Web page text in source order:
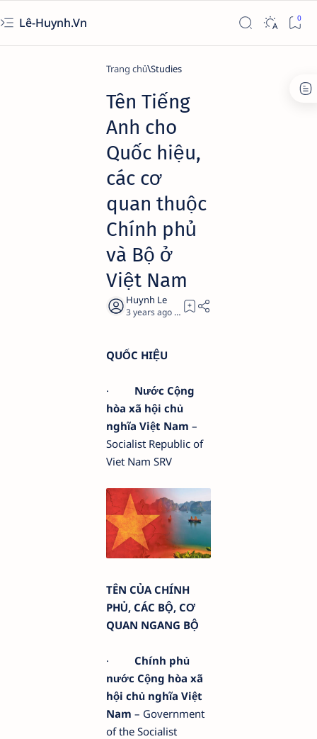
Lê-Huynh.Vn
Trang chủ Studies
Tên Tiếng
Anh cho
Quốc hiệu,
các cơ
quan thuộc
Chính phủ
và Bộ ở
Việt Nam
3 years ago 3
QUỐC HIỆU
· Nước Cộng
hòa xã hội chủ
nghĩa Việt Nam –
Socialist Republic of
Viet Nam SRV
TÊN CỦA CHÍNH
PHỦ, CÁC BỘ, CƠ
QUAN NGANG BỘ
· Chính phủ
nước Cộng hòa xã
hội chủ nghĩa Việt
Nam – Government
of the Socialist